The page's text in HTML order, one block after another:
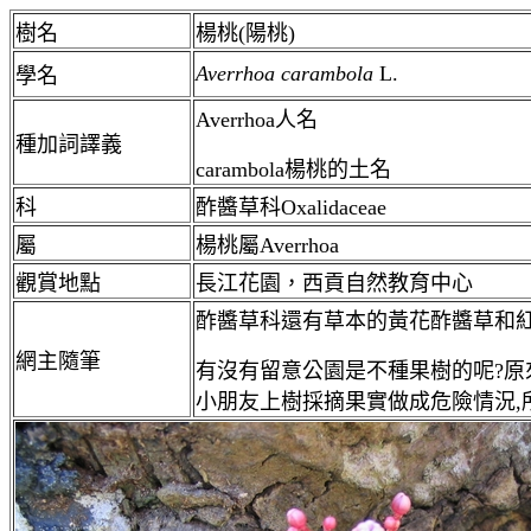
樹名
楊桃(陽桃)
學名
Averrhoa carambola L.
種加詞譯義
Averrhoa人名
carambola楊桃的土名
科
酢醬草科Oxalidaceae
屬
楊桃屬Averrhoa
觀賞地點
長江花園，西貢自然教育中心
網主隨筆
酢醬草科還有草本的黃花酢醬草和
有沒有留意公園是不種果樹的呢?
小朋友上樹採摘果實做成危險情況,